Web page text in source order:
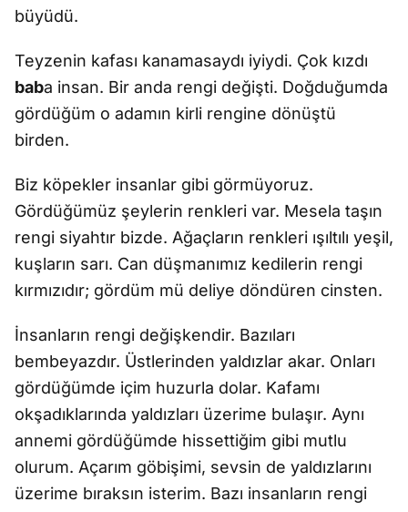
büyüdü.
Teyzenin kafası kanamasaydı iyiydi. Çok kızdı
baba insan. Bir anda rengi değişti. Doğduğumda
gördüğüm o adamın kirli rengine dönüştü
birden.
Biz köpekler insanlar gibi görmüyoruz.
Gördüğümüz şeylerin renkleri var. Mesela taşın
rengi siyahtır bizde. Ağaçların renkleri ışıltılı yeşil,
kuşların sarı. Can düşmanımız kedilerin rengi
kırmızıdır; gördüm mü deliye döndüren cinsten.
İnsanların rengi değişkendir. Bazıları
bembeyazdır. Üstlerinden yaldızlar akar. Onları
gördüğümde içim huzurla dolar. Kafamı
okşadıklarında yaldızları üzerime bulaşır. Aynı
annemi gördüğümde hissettiğim gibi mutlu
olurum. Açarım göbişimi, sevsin de yaldızlarını
üzerime bıraksın isterim. Bazı insanların rengi